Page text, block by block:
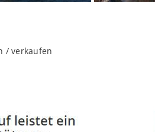
/ verkaufen